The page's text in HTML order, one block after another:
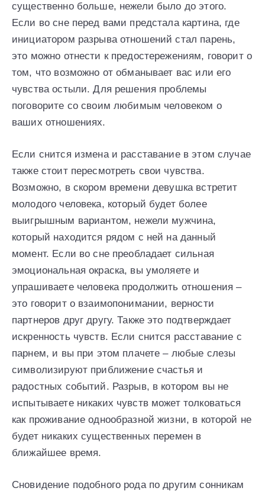
существенно больше, нежели было до этого.
Если во сне перед вами предстала картина, где
инициатором разрыва отношений стал парень,
это можно отнести к предостережениям, говорит о
том, что возможно от обманывает вас или его
чувства остыли. Для решения проблемы
поговорите со своим любимым человеком о
ваших отношениях.
Если снится измена и расставание в этом случае
также стоит пересмотреть свои чувства.
Возможно, в скором времени девушка встретит
молодого человека, который будет более
выигрышным вариантом, нежели мужчина,
который находится рядом с ней на данный
момент. Если во сне преобладает сильная
эмоциональная окраска, вы умоляете и
упрашиваете человека продолжить отношения –
это говорит о взаимопонимании, верности
партнеров друг другу. Также это подтверждает
искренность чувств. Если снится расставание с
парнем, и вы при этом плачете – любые слезы
символизируют приближение счастья и
радостных событий. Разрыв, в котором вы не
испытываете никаких чувств может толковаться
как проживание однообразной жизни, в которой не
будет никаких существенных перемен в
ближайшее время.
Сновидение подобного рода по другим сонникам